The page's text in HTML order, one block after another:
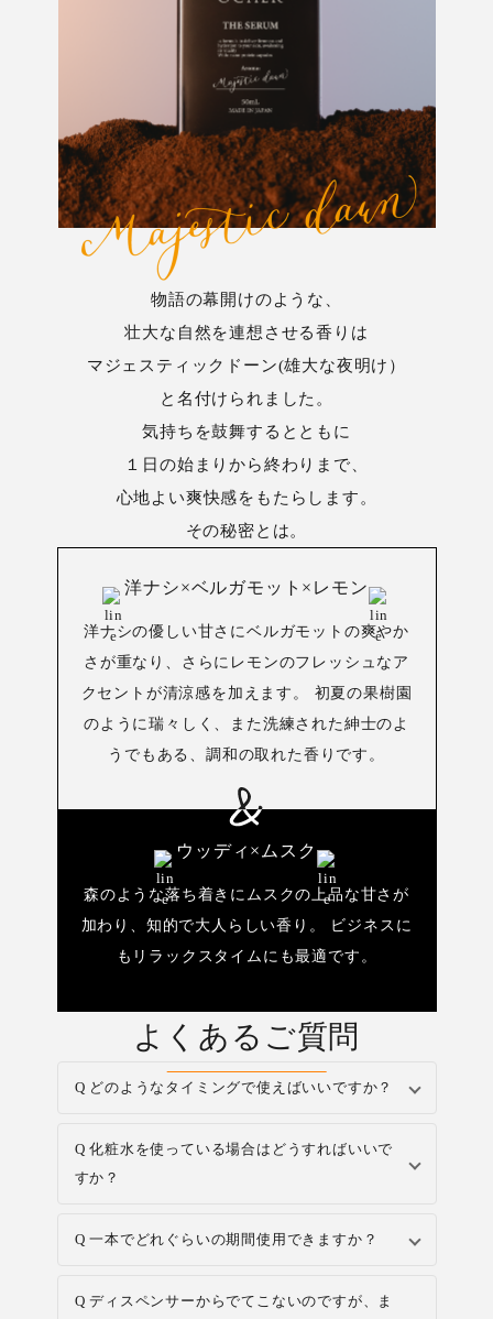
物語の幕開けのような、
壮大な自然を連想させる香りは
マジェスティックドーン(雄大な夜明け）
と名付けられました。
気持ちを鼓舞するとともに
１日の始まりから終わりまで、
心地よい爽快感をもたらします。
その秘密とは。
洋ナシ×ベルガモット×レモン
洋ナシの優しい甘さにベルガモットの爽やか
さが重なり、さらにレモンのフレッシュなア
クセントが清涼感を加えます。 初夏の果樹園
のように瑞々しく、また洗練された紳士のよ
うでもある、調和の取れた香りです。
ウッディ×ムスク
森のような落ち着きにムスクの上品な甘さが
加わり、知的で大人らしい香り。 ビジネスに
もリラックスタイムにも最適です。
よくあるご質問
Q どのようなタイミングで使えばいいですか？
Q 化粧水を使っている場合はどうすればいいで
すか？
Q 一本でどれぐらいの期間使用できますか？
Q ディスペンサーからでてこないのですが、ま